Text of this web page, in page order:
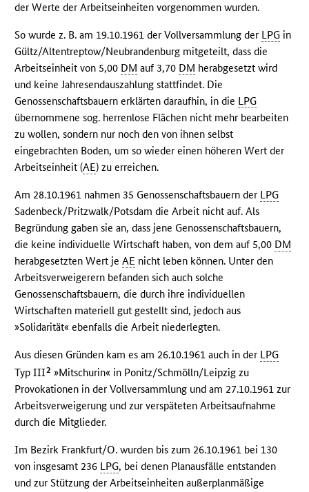
der Werte der Arbeitseinheiten vorgenommen wurden.
So wurde z. B. am 19.10.1961 der Vollversammlung der LPG in
Gültz/Altentreptow/Neubrandenburg mitgeteilt, dass die
Arbeitseinheit von 5,00 DM auf 3,70 DM herabgesetzt wird
und keine Jahresendauszahlung stattfindet. Die
Genossenschaftsbauern erklärten daraufhin, in die LPG
übernommene sog. herrenlose Flächen nicht mehr bearbeiten
zu wollen, sondern nur noch den von ihnen selbst
eingebrachten Boden, um so wieder einen höheren Wert der
Arbeitseinheit (AE) zu erreichen.
Am 28.10.1961 nahmen 35 Genossenschaftsbauern der LPG
Sadenbeck/Pritzwalk/Potsdam die Arbeit nicht auf. Als
Begründung gaben sie an, dass jene Genossenschaftsbauern,
die keine individuelle Wirtschaft haben, von dem auf 5,00 DM
herabgesetzten Wert jeAE nicht leben können. Unter den
Arbeitsverweigerern befanden sich auch solche
Genossenschaftsbauern, die durch ihre individuellen
Wirtschaften materiell gut gestellt sind, jedoch aus
»Solidarität« ebenfalls die Arbeit niederlegten.
Aus diesen Gründen kam es am 26.10.1961 auch in der LPG
Typ III2 »Mitschurin« in Ponitz/Schmölln/Leipzig zu
Provokationen in der Vollversammlung und am 27.10.1961 zur
Arbeitsverweigerung und zur verspäteten Arbeitsaufnahme
durch die Mitglieder.
Im Bezirk Frankfurt/O. wurden bis zum 26.10.1961 bei 130
von insgesamt 236 LPG, bei denen Planausfälle entstanden
und zur Stützung der Arbeitseinheiten außerplanmäßige